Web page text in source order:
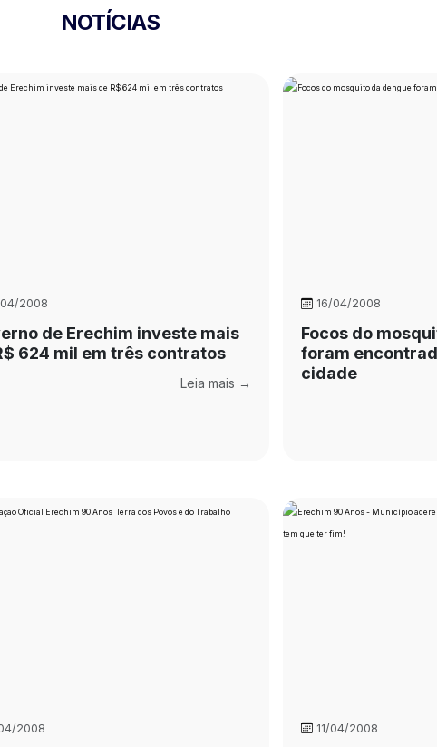
NOTÍCIAS
2008
de Erechim investe mais
624 mil em três contratos
Leia mais →
16/04/2008
Focos do
foram
cidade
2008 11/04/2008